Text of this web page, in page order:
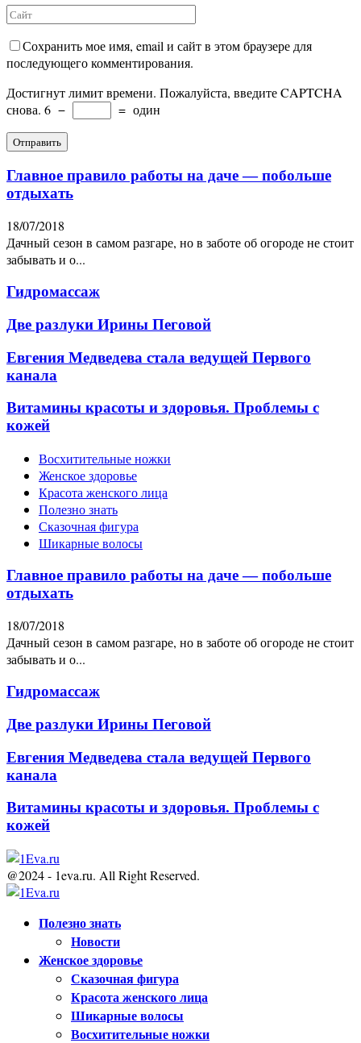
Сохранить мое имя, email и сайт в этом браузере для
последующего комментирования.
Достигнут лимит времени. Пожалуйста, введите CAPTCHA
снова. 6 − = один
Главное правило работы на даче — побольше
отдыхать
18/07/2018
Дачный сезон в самом разгаре, но в заботе об огороде не стоит
забывать и о...
Гидромассаж
Две разлуки Ирины Пеговой
Евгения Медведева стала ведущей Первого
канала
Витамины красоты и здоровья. Проблемы с
кожей
Восхитительные ножки
Женское здоровье
Красота женского лица
Полезно знать
Сказочная фигура
Шикарные волосы
Главное правило работы на даче — побольше
отдыхать
18/07/2018
Дачный сезон в самом разгаре, но в заботе об огороде не стоит
забывать и о...
Гидромассаж
Две разлуки Ирины Пеговой
Евгения Медведева стала ведущей Первого
канала
Витамины красоты и здоровья. Проблемы с
кожей
@2024 - 1eva.ru. All Right Reserved.
Полезно знать
Новости
Женское здоровье
Сказочная фигура
Красота женского лица
Шикарные волосы
Восхитительные ножки